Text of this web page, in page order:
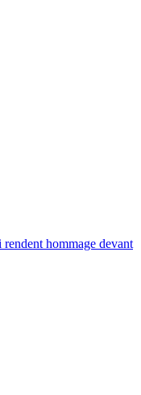
hommage devant